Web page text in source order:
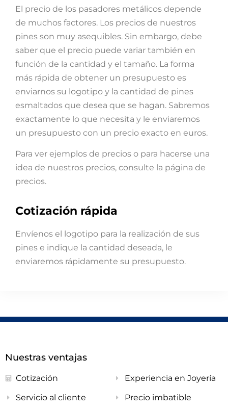
El precio de los pasadores metálicos depende
de muchos factores. Los precios de nuestros
pines son muy asequibles. Sin embargo, debe
saber que el precio puede variar también en
función de la cantidad y el tamaño. La forma
más rápida de obtener un presupuesto es
enviarnos su logotipo y la cantidad de pines
esmaltados que desea que se hagan. Sabremos
exactamente lo que necesita y le enviaremos
un presupuesto con un precio exacto en euros.
Para ver ejemplos de precios o para hacerse una
idea de nuestros precios, consulte la página de
precios.
Cotización rápida
Envíenos el logotipo para la realización de sus
pines e indique la cantidad deseada, le
enviaremos rápidamente su presupuesto.
Nuestras ventajas
Cotización
Servicio al cliente
Experiencia en Joyería
Precio imbatible